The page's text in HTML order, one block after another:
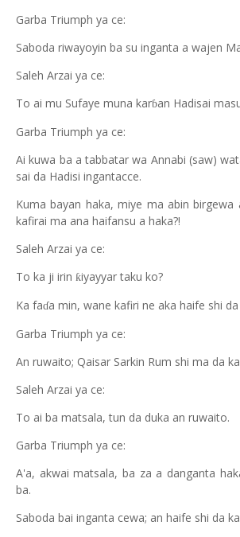
Garba Triumph ya ce:
Saboda riwayoyin ba su inganta a wajen
Saleh Arzai ya ce:
To ai mu Sufaye muna karɓan Hadisai
Garba Triumph ya ce:
Ai kuwa ba a tabbatar wa Annabi (saw)
sai da Hadisi ingantacce.
Kuma bayan haka, miye ma abin birgewa
kafirai ma ana haifansu a haka?!
Saleh Arzai ya ce:
To ka ji irin ƙiyayyar taku ko?
Ka faɗa min, wane kafiri ne aka haife shi da
Garba Triumph ya ce:
An ruwaito; Qaisar Sarkin Rum shi ma da
Saleh Arzai ya ce:
To ai ba matsala, tun da duka an ruwaito.
Garba Triumph ya ce:
A'a, akwai matsala, ba za a danganta
ba.
Saboda bai inganta cewa; an haife shi da